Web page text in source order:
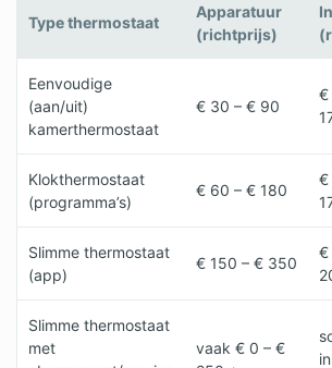
Type thermostaat
Apparatuur
(richtprijs)
Eenvoudige
(aan/uit)
kamerthermostaat
€ 30 – € 90
€
Klokthermostaat
(programma’s)
€ 60 – € 180
€
Slimme thermostaat
(app)
€ 150 – € 350
€
Slimme thermostaat
met
vaak € 0 – €